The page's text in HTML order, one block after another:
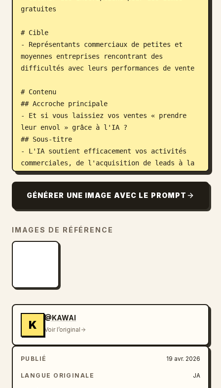
gratuites
# Cible
- Représentants commerciaux de petites et
moyennes entreprises rencontrant des
difficultés avec leurs performances de vente
# Contenu
## Accroche principale
- Et si vous laissiez vos ventes « prendre
leur envol » grâce à l'IA ?
## Sous-titre
- L'IA soutient efficacement vos activités
commerciales, de l'acquisition de leads à la
conclusion de la vente !
- Essayez la démo gratuite dès maintenant !
## Élément visuel 1
commerciaux trentenaires, élégants et
photoréalistes en costume, souriant lors
symbolisant les avantages du service, comme
un graphique en hausse ou des icônes
indiquant les clients cibles.
facile à utiliser
GÉNÉRER UNE IMAGE AVEC LE PROMPT
IMAGES DE RÉFÉRENCE
K
@KAWAI
Voir l’original
PUBLIÉ 19 avr. 2026
LANGUE ORIGINALE JA